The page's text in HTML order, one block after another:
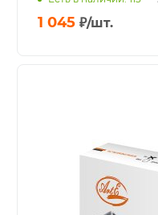
1 045 ₽/шт.